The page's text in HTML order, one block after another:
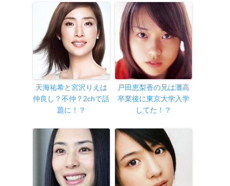
天海祐希と宮沢りえは
仲良し？不仲？2chで話
題に！？
戸田恵梨香の兄は灘高
卒業後に東京大学入学
してた！？